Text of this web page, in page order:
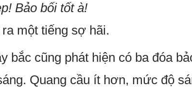
Bảo bối tốt à!
một tiếng sợ hãi.
bắc cũng phát hiện có ba đóa
Quang cầu ít hơn, mức độ